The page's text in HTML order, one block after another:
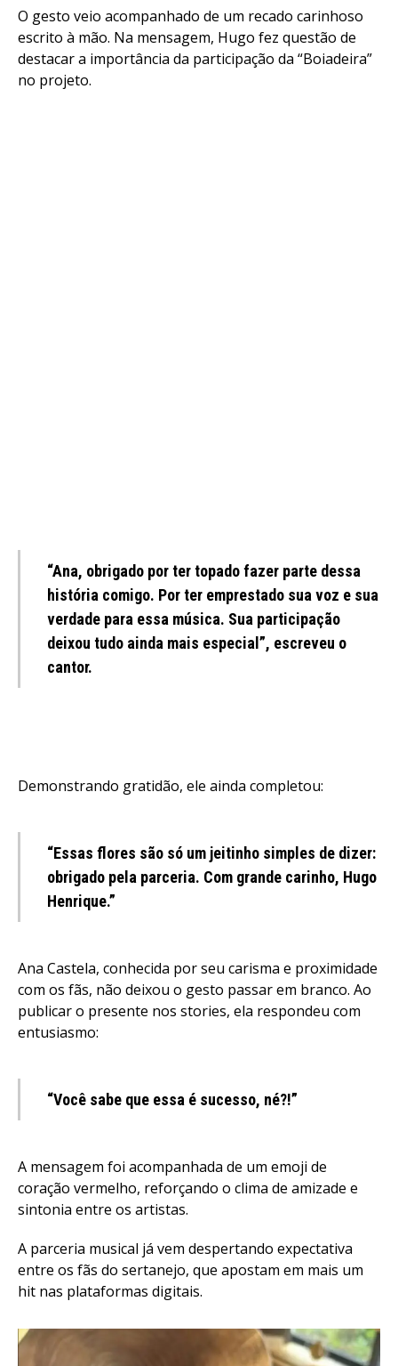
O gesto veio acompanhado de um recado carinhoso
escrito à mão. Na mensagem, Hugo fez questão de
destacar a importância da participação da “Boiadeira”
no projeto.
“Ana, obrigado por ter topado fazer parte dessa
história comigo. Por ter emprestado sua voz e sua
verdade para essa música. Sua participação
deixou tudo ainda mais especial”, escreveu o
cantor.
Demonstrando gratidão, ele ainda completou:
“Essas flores são só um jeitinho simples de dizer:
obrigado pela parceria. Com grande carinho, Hugo
Henrique.”
Ana Castela, conhecida por seu carisma e proximidade
com os fãs, não deixou o gesto passar em branco. Ao
publicar o presente nos stories, ela respondeu com
entusiasmo:
“Você sabe que essa é sucesso, né?!”
A mensagem foi acompanhada de um emoji de
coração vermelho, reforçando o clima de amizade e
sintonia entre os artistas.
A parceria musical já vem despertando expectativa
entre os fãs do sertanejo, que apostam em mais um
hit nas plataformas digitais.